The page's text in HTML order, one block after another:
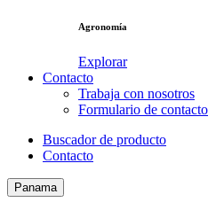
Agronomía
Explorar
Contacto
Trabaja con nosotros
Formulario de contacto
Buscador de producto
Contacto
Panama